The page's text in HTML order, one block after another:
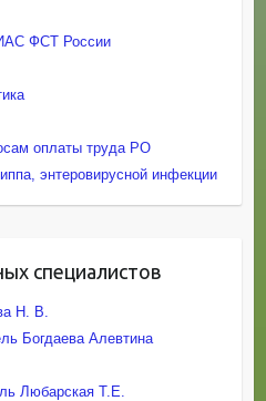
ФСТ России
оплаты труда РО
энтеровирусной инфекции
специалистов
Н. В.
Богдаева Алевтина
Любарская Т.Е.